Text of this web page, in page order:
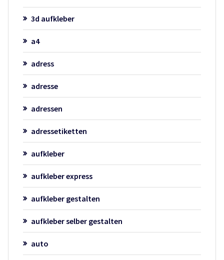
3d aufkleber
a4
adress
adresse
adressen
adressetiketten
aufkleber
aufkleber express
aufkleber gestalten
aufkleber selber gestalten
auto